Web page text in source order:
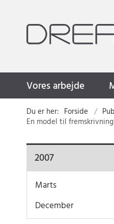
Vores arbejde
Du er her: Forside
En model til
2007
Marts
December